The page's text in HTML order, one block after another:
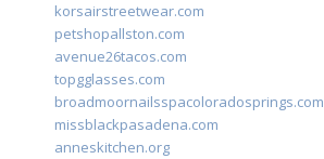
korsairstreetwear.com
petshopallston.com
avenue26tacos.com
topgglasses.com
broadmoornailsspacoloradosprings.com
missblackpasadena.com
anneskitchen.org